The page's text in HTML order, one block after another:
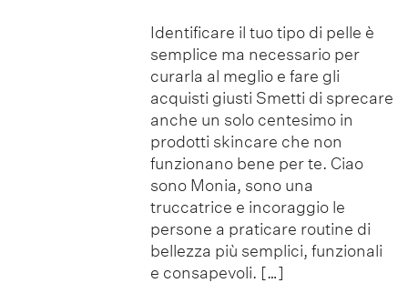
Identificare il tuo tipo di pelle è
semplice ma necessario per
curarla al meglio e fare gli
acquisti giusti Smetti di sprecare
anche un solo centesimo in
prodotti skincare che non
funzionano bene per te. Ciao
sono Monia, sono una
truccatrice e incoraggio le
persone a praticare routine di
bellezza più semplici, funzionali
e consapevoli. […]